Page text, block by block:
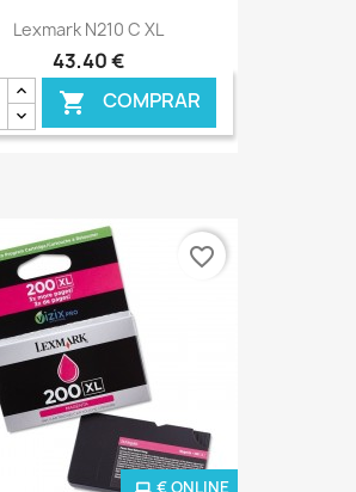
Lexmark N210 C XL
43,40 €
 COMPRAR
€ ONLINE
favorite_border